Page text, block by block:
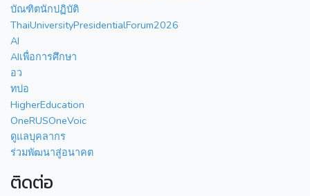
บัณฑิตนักปฏิบัติ
ThaiUniversityPresidentialForum2026
AI
AIเพื่อการศึกษา
อว
ทปอ
HigherEducation
OneRUSOneVoic
ดูแลบุคลากร
ร่วมพัฒนาสู่อนาคต
ติดต่อ